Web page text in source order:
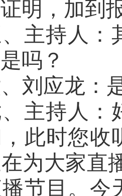
明， 加到
主持人：
吗？
刘应龙：
主持人：
此时您收
为大家直
播节目。